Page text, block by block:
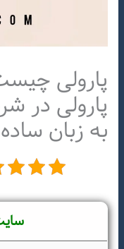
پارولی
پارولی در
به زبان ساده